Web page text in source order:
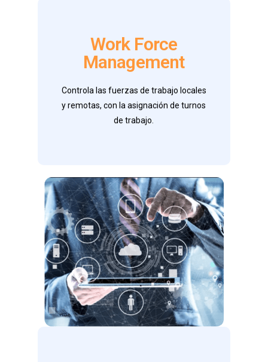
Work Force
Management
Controla las fuerzas de trabajo locales
y remotas, con la asignación de turnos
de trabajo.
Entregables
* Gestión de Turnos
* Métricas y Reportes
* Optimización de los procesos.
Contáctanos